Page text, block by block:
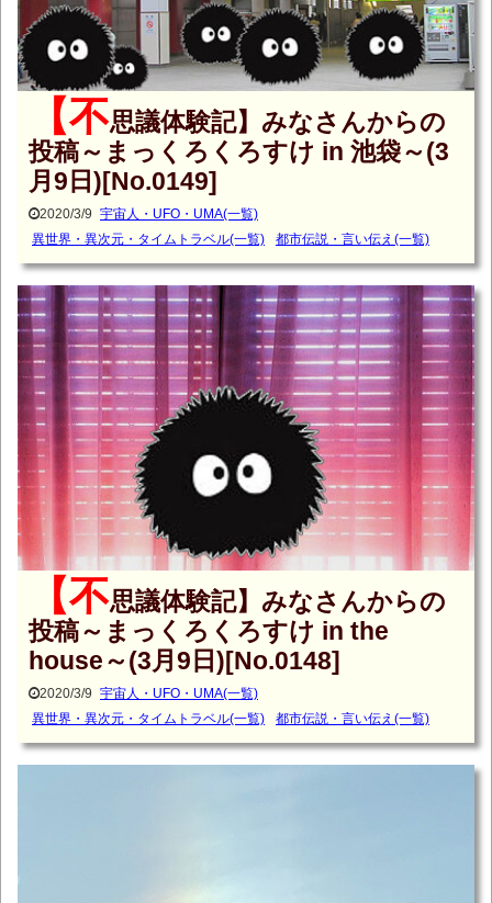
【不思議体験記】みなさんからの
投稿～まっくろくろすけ in 池袋～(3
月9日)[No.0149]
2020/3/9 宇宙人・UFO・UMA(一覧)
異世界・異次元・タイムトラベル(一覧)
都市伝説・言い伝え(一覧)
【不思議体験記】みなさんからの
投稿～まっくろくろすけ in the
house～(3月9日)[No.0148]
2020/3/9 宇宙人・UFO・UMA(一覧)
異世界・異次元・タイムトラベル(一覧)
都市伝説・言い伝え(一覧)